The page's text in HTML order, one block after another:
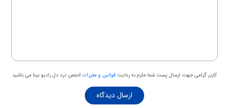
کاربر گرامی جهت ارسال پست شما ملزم به رعایت قوانین و مقررات انجمن درد دل رادیو بینا می باشید
ارسال دیدگاه